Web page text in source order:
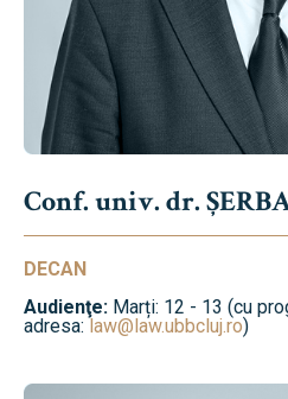
Conf. univ. dr.
DECAN
Audienţe: Marți: 12 - 13 (cu
adresa:law@law.ubbcluj.ro)